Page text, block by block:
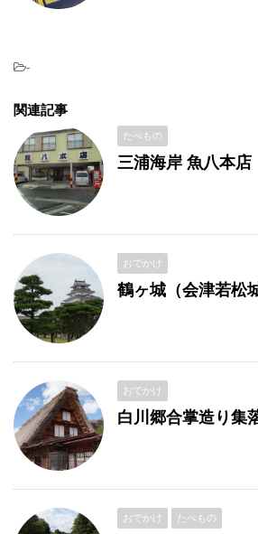
-
関連記事
たべもの
三浦海岸 魚八本店
おでかけ
鶴ヶ城（会津若松
おでかけ
白川郷合掌造り集
おでかけ たべもの